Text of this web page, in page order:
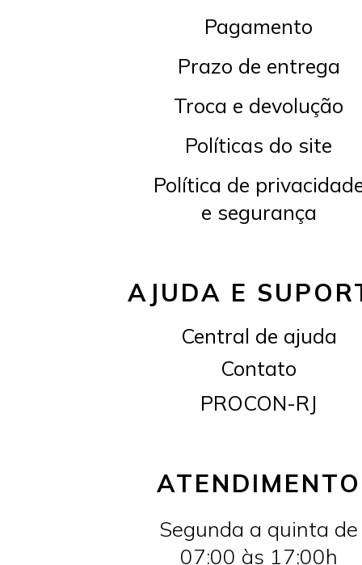
Pagamento
Prazo de entrega
Troca e devolução
Políticas do site
Política de
e segurança
AJUDA E
Central de ajuda
Contato
PROCON-RJ
ATENDIMENTO
Segunda a quinta de
07:00 às 17:00h